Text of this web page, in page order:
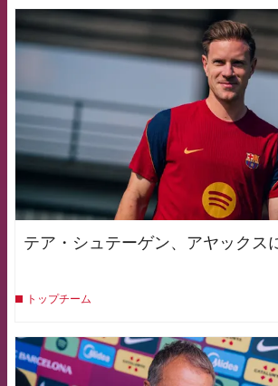
FCB
テア・シュテーゲン、アヤックス
トップチーム
FCB